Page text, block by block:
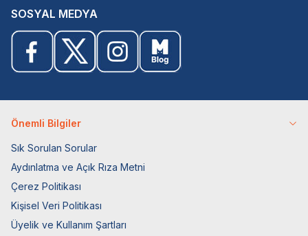
SOSYAL MEDYA
Önemli Bilgiler
Sık Sorulan Sorular
Aydınlatma ve Açık Rıza Metni
Çerez Politikası
Kişisel Veri Politikası
Üyelik ve Kullanım Şartları